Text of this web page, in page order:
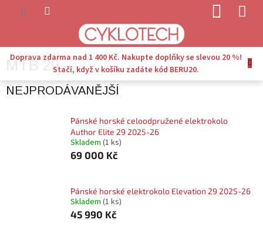
Doprava zdarma nad 1 400 Kč. Nakupte doplňky se slevou 20 %!
Stačí, když v košíku zadáte kód BERU20.
MTB 29
NEJPRODÁVANĚJŠÍ
Pánské horské celoodpružené elektrokolo
Author Elite 29 2025-26
Skladem (1 ks)
69 000 Kč
Pánské horské elektrokolo Elevation 29 2025-26
Skladem (1 ks)
45 990 Kč